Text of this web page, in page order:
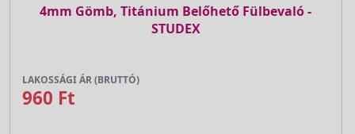
4mm Gömb, Titánium Belőhető Fülbevaló -
STUDEX
LAKOSSÁGI ÁR (BRUTTÓ)
960 Ft